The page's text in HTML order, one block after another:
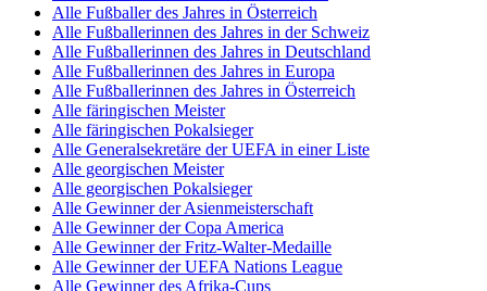
Alle Fußballer des Jahres in Österreich
Alle Fußballerinnen des Jahres in der Schweiz
Alle Fußballerinnen des Jahres in Deutschland
Alle Fußballerinnen des Jahres in Europa
Alle Fußballerinnen des Jahres in Österreich
Alle färingischen Meister
Alle färingischen Pokalsieger
Alle Generalsekretäre der UEFA in einer Liste
Alle georgischen Meister
Alle georgischen Pokalsieger
Alle Gewinner der Asienmeisterschaft
Alle Gewinner der Copa America
Alle Gewinner der Fritz-Walter-Medaille
Alle Gewinner der UEFA Nations League
Alle Gewinner des Afrika-Cups